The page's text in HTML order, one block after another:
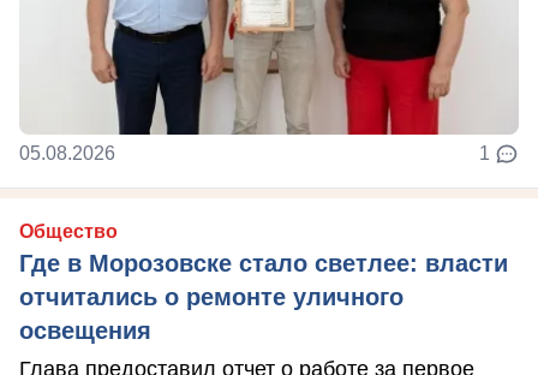
05.08.2026 1
Общество
Где в Морозовске стало светлее: власти
отчитались о ремонте уличного
освещения
Глава предоставил отчет о работе за первое